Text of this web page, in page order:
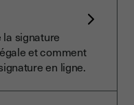
signature
et comment
en ligne.